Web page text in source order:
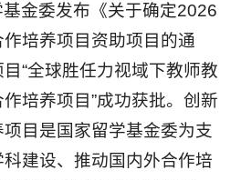
金委发布《关于确定2026
培养项目资助项目的通
“全球胜任力视域下教师教
培养项目”成功获批。创新
目是国家留学基金委为支
建设、推动国内外合作培